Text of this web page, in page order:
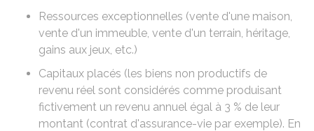
Ressources exceptionnelles (vente d'une maison,
vente d'un immeuble, vente d'un terrain, héritage,
gains aux jeux, etc.)
Capitaux placés (les biens non productifs de
revenu réel sont considérés comme produisant
fictivement un revenu annuel égal à 3 % de leur
montant (contrat d'assurance-vie par exemple). En